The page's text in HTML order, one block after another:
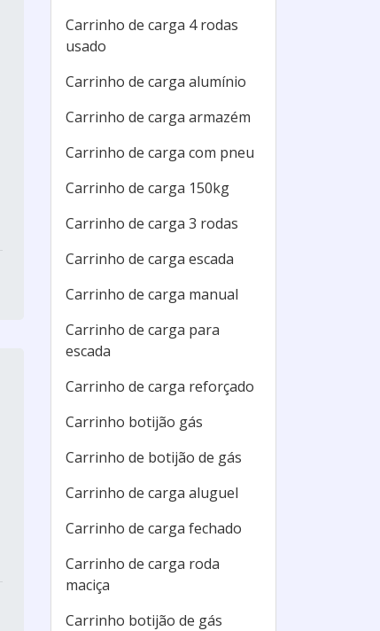
Carrinho de carga 4 rodas
usado
Carrinho de carga alumínio
Carrinho de carga armazém
Carrinho de carga com pneu
Carrinho de carga 150kg
Carrinho de carga 3 rodas
Carrinho de carga escada
Carrinho de carga manual
Carrinho de carga para
escada
Carrinho de carga reforçado
Carrinho botijão gás
Carrinho de botijão de gás
Carrinho de carga aluguel
Carrinho de carga fechado
Carrinho de carga roda
maciça
Carrinho botijão de gás